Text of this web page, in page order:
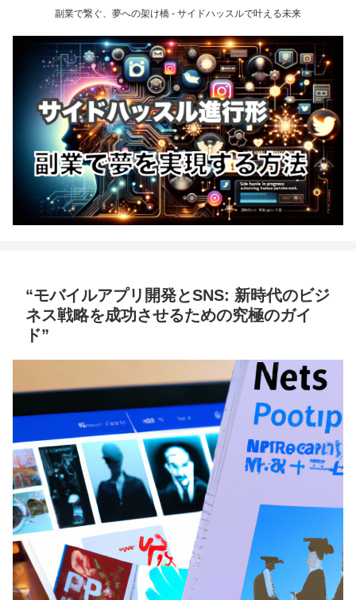
副業で繋ぐ、夢への架け橋 - サイドハッスルで叶える未来
“モバイルアプリ開発とSNS: 新時代のビジ
ネス戦略を成功させるための究極のガイ
ド”